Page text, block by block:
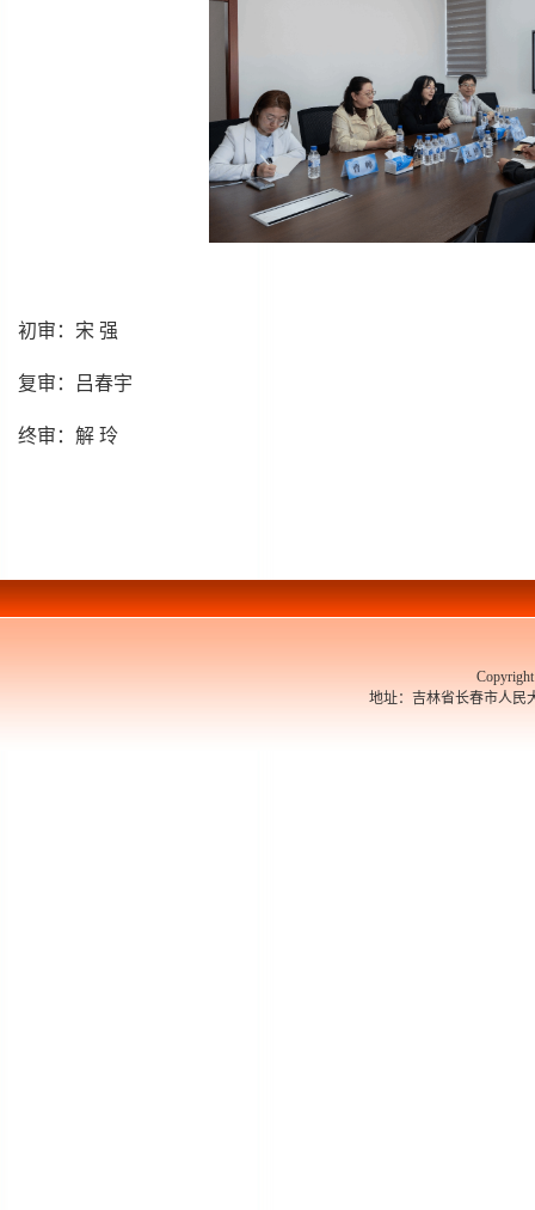
初审：宋 强
复审：吕春宇
终审：解 玲
Copyright 东
地址：吉林省长春市人民